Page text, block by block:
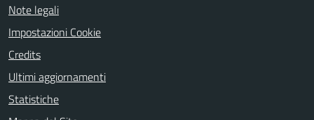
Note legali
Impostazioni Cookie
Credits
Ultimi aggiornamenti
Statistiche